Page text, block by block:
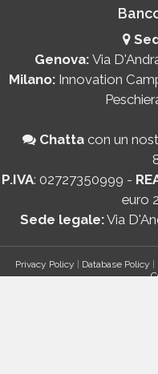
Genova: Via
Milano: Innovation
Chatta con un
P.IVA: 02727350999 -
euro
Sede legale:Via
Privacy Policy | Database Policy |